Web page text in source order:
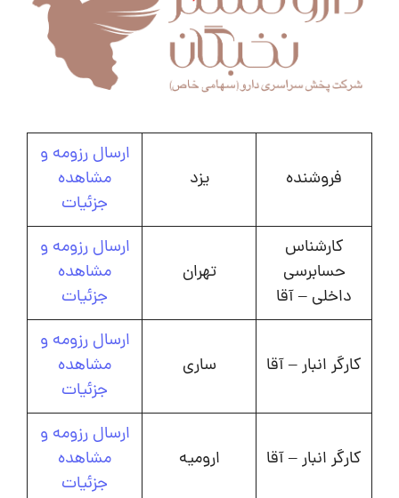
فروشنده یزد
ارسال رزومه و
مشاهده
جزئیات
کارشناس
حسابرسی
داخلی – آقا
تهران
ارسال رزومه و
مشاهده
جزئیات
کارگر انبار – آقا ساری
ارسال رزومه و
مشاهده
جزئیات
کارگر انبار – آقا ارومیه
ارسال رزومه و
مشاهده
جزئیات